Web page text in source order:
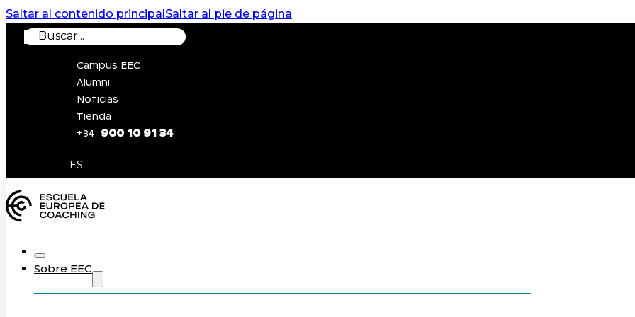
Saltar al contenido principalSaltar al pie de página
Buscar
Campus EEC
Alumni
Noticias
Tienda
+34
900 10 91 34
ES
Sobre EEC